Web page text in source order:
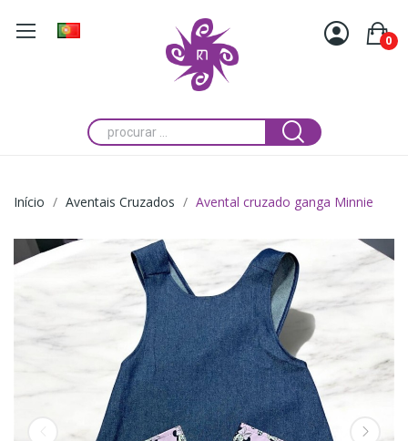
0
Início Aventais Cruzados Avental cruzado ganga Minnie